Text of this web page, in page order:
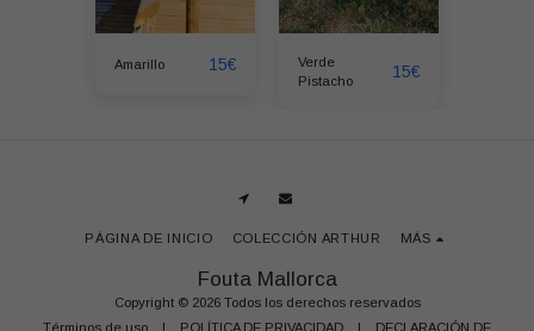
Amarillo 15€
Verde
Pistacho
15€
Fouta Mallorca
Copyright © 2026 Todos los derechos reservados
Términos de uso | POLÍTICA DE PRIVACIDAD | DECLARACIÓN DE
PÁGINA DE INICIO COLECCIÓN ARTHUR MÁS